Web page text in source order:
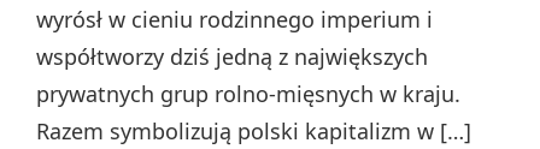
wyrósł w cieniu rodzinnego imperium i
współtworzy dziś jedną z największych
prywatnych grup rolno‑mięsnych w kraju.
Razem symbolizują polski kapitalizm w […]